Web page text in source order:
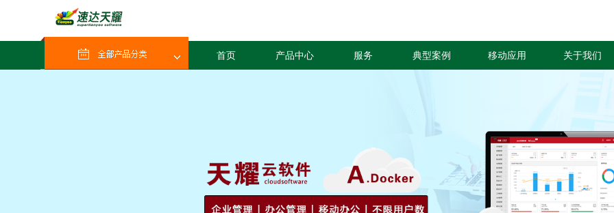
首页 产品中心 服务 典型案例 移动应用 关于我们